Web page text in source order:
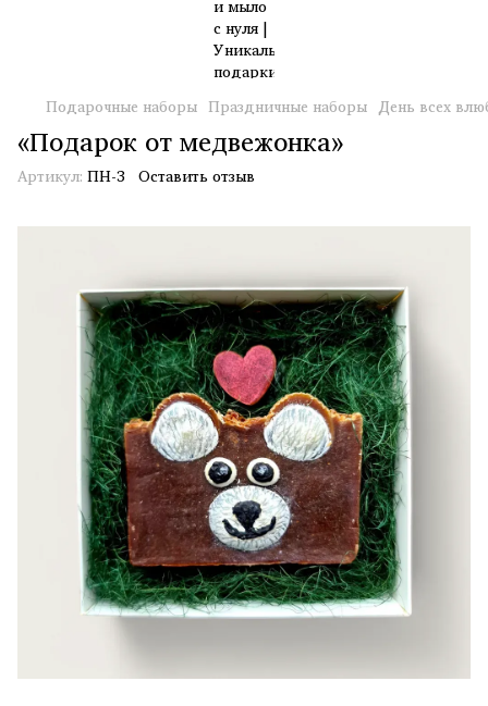
Подарочные наборы Праздничные наборы День всех
«Подарок от медвежонка»
Артикул: ПН-3 Оставить отзыв